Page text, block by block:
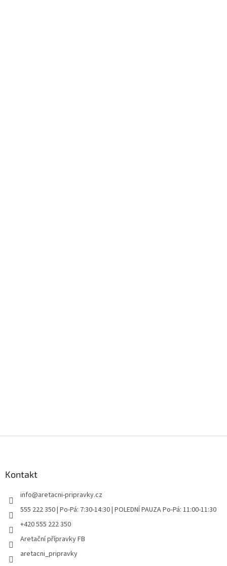
Kontakt
info@aretacni-pripravky.cz
555 222 350 | Po-Pá: 7:30-14:30 | POLEDNÍ PAUZA Po-Pá: 11:00-11:30
+420 555 222 350
Aretační přípravky FB
aretacni_pripravky